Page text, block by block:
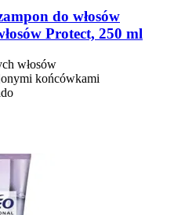
do włosów
Protect, 250 ml
włosów
końcówkami